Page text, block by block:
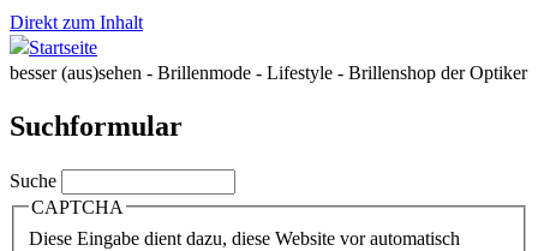
Direkt zum Inhalt
besser (aus)sehen - Brillenmode - Lifestyle - Brillenshop der Optiker
Suchformular
Suche
CAPTCHA
Diese Eingabe dient dazu, diese Website vor automatisch